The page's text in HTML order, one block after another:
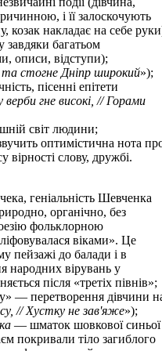
і її залоскочують
козак накладає на себе
багатьом
описи, відступи);
та стогне Дніпр широкий»);
пісенні епітети
гне високі, // Горами
світ людини;
оптимістична нота
вірності слову, дружбі.
геніальність Шевченка
органічно, без
фольклорною
віками». Це
пейзажі до балади і в
народних вірувань у
після «третіх півнів»;
— перетворення дівчини
// Хустку не зав'яже»);
— шматок шовкової синьої
покривали тіло загиблого